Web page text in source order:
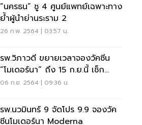
“นครธน” ชู 4 ศูนย์แพทย์เฉพาะทาง
ย้ำผู้นำย่านระราม 2
26 ก.พ. 2564 | 03:57 น.
รพ.วิภาวดี ขยายเวลาจองวัคซีน
“โมเดอร์นา” ถึง 15 ก.ย.นี้ เช็ก
เงื่อนไขที่นี่
06 ก.ย. 2564 | 09:36 น.
รพ.นวมินทร์ 9 จัดโปร 9.9 จองวัค
ซีนโมเดอร์นา Moderna